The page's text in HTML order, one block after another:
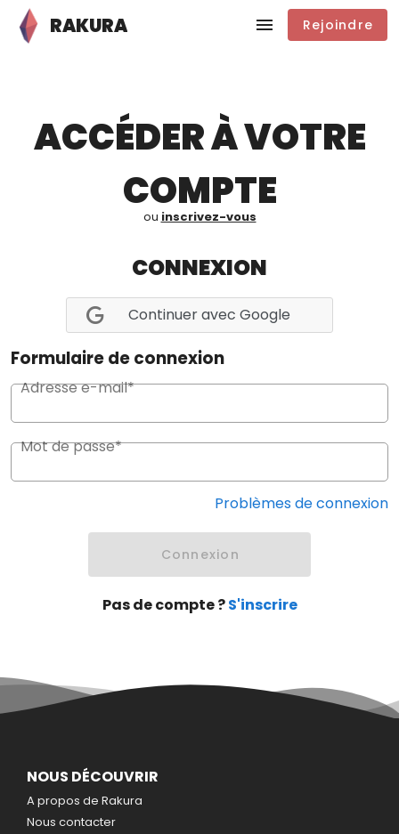
RAKURA Rejoindre
ACCÉDER À VOTRE
COMPTE
ou inscrivez-vous
CONNEXION
Continuer avec Google
Formulaire de connexion
Adresse e-mail*
Mot de passe*
Problèmes de connexion
Connexion
Pas de compte ?S'inscrire
NOUS DÉCOUVRIR
A propos de Rakura
Nous contacter